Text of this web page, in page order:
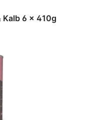
Kalb 6 x 410g